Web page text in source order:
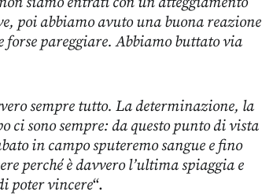
poi abbiamo avuto una buona reazione
forse pareggiare. Abbiamo buttato via
sempre tutto. La determinazione, la
ci sono sempre: da questo punto di vista
in campo sputeremo sangue e fino
perché è davvero l’ultima spiaggia e
poter vincere“.